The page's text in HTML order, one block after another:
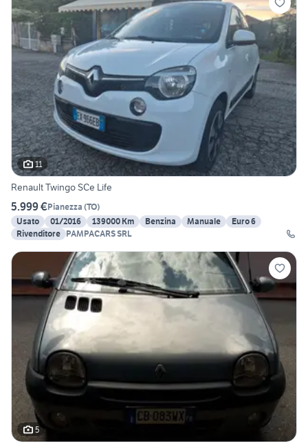
11
Renault Twingo SCe Life
5.999 €Pianezza (TO)
Usato
01/2016 139000 Km Benzina Manuale
Euro 6
Rivenditore PAMPACARS SRL
5